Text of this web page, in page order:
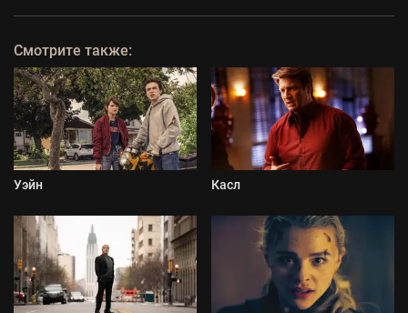
Смотрите также:
Уэйн Касл